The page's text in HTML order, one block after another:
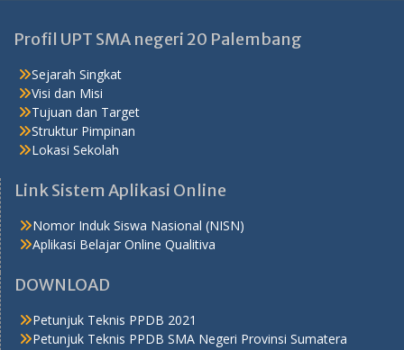
Profil UPT SMA negeri 20 Palembang
Sejarah Singkat
Visi dan Misi
Tujuan dan Target
Struktur Pimpinan
Lokasi Sekolah
Link Sistem Aplikasi Online
Nomor Induk Siswa Nasional (NISN)
Aplikasi Belajar Online Qualitiva
DOWNLOAD
Petunjuk Teknis PPDB 2021
Petunjuk Teknis PPDB SMA Negeri Provinsi Sumatera